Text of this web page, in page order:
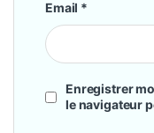
Email *
Enregistrer
le navigateur